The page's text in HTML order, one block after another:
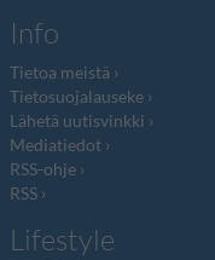
Info
Tietoa meistä
Tietosuojalauseke
Lähetä uutisvinkki
Mediatiedot
RSS-ohje
RSS
Lifestyle